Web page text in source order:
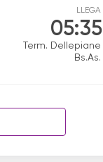
LLEGA
05:35
Term. Dellepiane
Bs.As.